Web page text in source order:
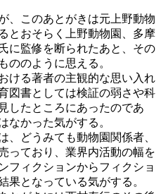
、このあとがきは元上野動物
とおそらく上野動物園、多摩
に監修を断られたあと、その
ののように思える。
ける著者の主観的な思い入れ
図書としては検証の弱さや科
したところにあったのであ
なかった気がする。
どうみても動物園関係者、
っており、業界内活動の幅を
フィクションからフィクショ
果となっている気がする。